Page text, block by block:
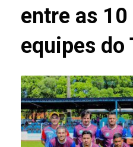
entre as
equipes do